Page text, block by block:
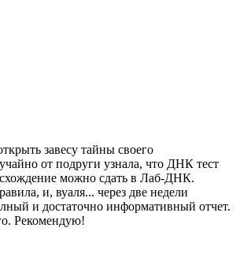
завесу тайны своего
от подруги узнала, что ДНК тест
можно сдать в Лаб-ДНК.
и, вуаля... через две недели
и достаточно информативный отчет.
Рекомендую!